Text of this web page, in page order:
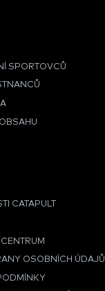
SPORTOVCŮ
CATAPULT
OSOBNÍCH ÚDAJŮ